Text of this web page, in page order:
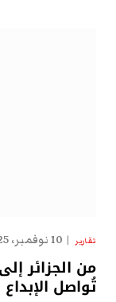
تقارير 10 نوفمبر، 2025
من الجزائر
تُواصل الإبداع